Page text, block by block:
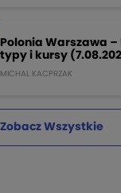
Polonia Warszawa –
typy i kursy
MICHAL KACPRZAK
Zobacz Wszystkie